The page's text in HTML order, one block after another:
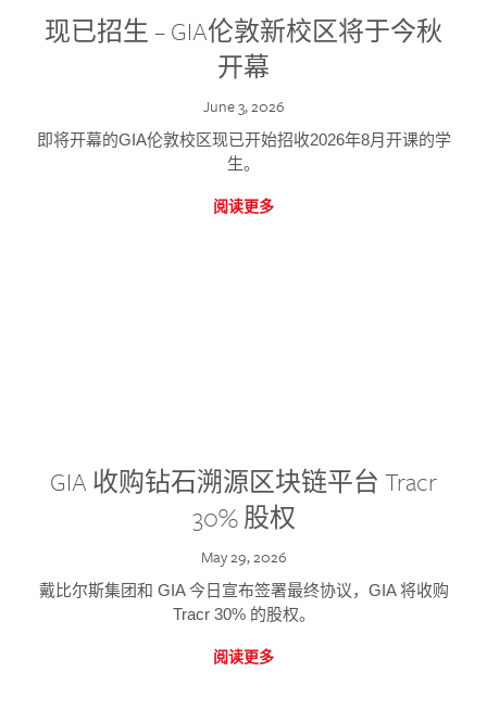
现已招生 – GIA伦敦新校区将于今秋
开幕
June 3, 2026
即将开幕的GIA伦敦校区现已开始招收2026年8月开课的学
生。
阅读更多
GIA 收购钻石溯源区块链平台 Tracr
30% 股权
May 29, 2026
戴比尔斯集团和 GIA 今日宣布签署最终协议，GIA 将收购
Tracr 30% 的股权。
阅读更多